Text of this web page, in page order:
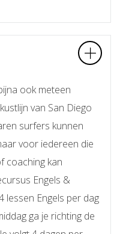
ook meteen
van San Diego
surfers kunnen
voor iedereen die
coaching kan
Engels &
lessen Engels per dag
ga je richting de